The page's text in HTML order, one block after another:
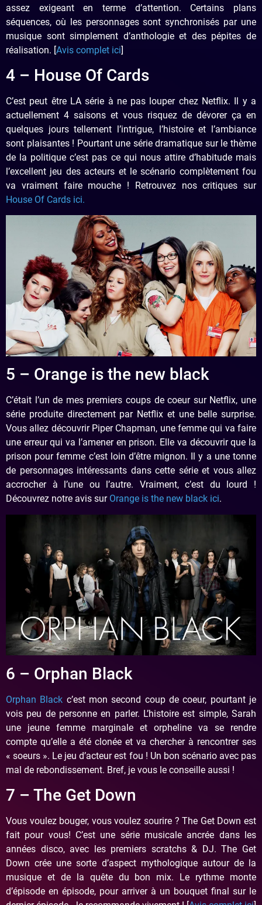
assez exigeant en terme d’attention. Certains plans
séquences, où les personnages sont synchronisés par une
musique sont simplement d’anthologie et des pépites de
réalisation. [Avis complet ici]
4 – House Of Cards
C’est peut être LA série à ne pas louper chez Netflix. Il y a
actuellement 4 saisons et vous risquez de dévorer ça en
quelques jours tellement l’intrigue, l’histoire et l’ambiance
sont plaisantes ! Pourtant une série dramatique sur le thème
de la politique c’est pas ce qui nous attire d’habitude mais
l’excellent jeu des acteurs et le scénario complètement fou
va vraiment faire mouche ! Retrouvez nos critiques sur
House Of Cards ici.
5 – Orange is the new black
C’était l’un de mes premiers coups de coeur sur Netflix, une
série produite directement par Netflix et une belle surprise.
Vous allez découvrir Piper Chapman, une femme qui va faire
une erreur qui va l’amener en prison. Elle va découvrir que la
prison pour femme c’est loin d’être mignon. Il y a une tonne
de personnages intéressants dans cette série et vous allez
accrocher à l’une ou l’autre. Vraiment, c’est du lourd !
Découvrez notre avis sur Orange is the new black ici.
6 – Orphan Black
Orphan Black c’est mon second coup de coeur, pourtant je
vois peu de personne en parler. L’histoire est simple, Sarah
une jeune femme marginale et orpheline va se rendre
compte qu’elle a été clonée et va chercher à rencontrer ses
« soeurs ». Le jeu d’acteur est fou ! Un bon scénario avec pas
mal de rebondissement. Bref, je vous le conseille aussi !
7 – The Get Down
Vous voulez bouger, vous voulez sourire ? The Get Down est
fait pour vous! C’est une série musicale ancrée dans les
années disco, avec les premiers scratchs & DJ. The Get
Down crée une sorte d’aspect mythologique autour de la
musique et de la quête du bon mix. Le rythme monte
d’épisode en épisode, pour arriver à un bouquet final sur le